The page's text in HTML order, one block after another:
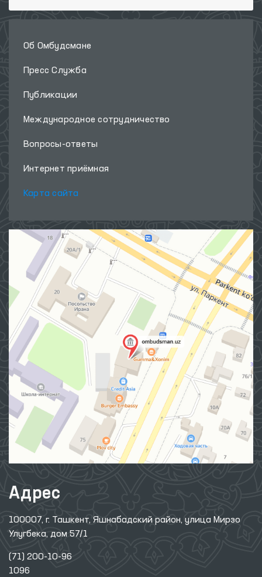
Об Омбудсмане
Пресс Служба
Публикации
Международное сотрудничество
Вопросы-ответы
Интернет приёмная
Карта сайта
Адрес
100007, г. Ташкент, Яшнабадский район, улица Мирзо
Улугбека, дом 57/1
(71) 200-10-96
1096